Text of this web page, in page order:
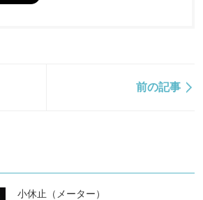
前の記事
小休止（メーター）